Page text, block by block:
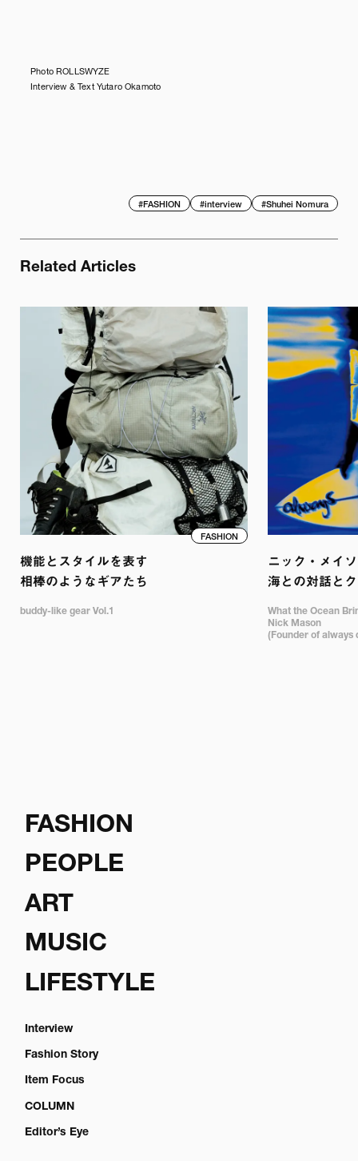
Photo ROLLSWYZE
Interview & Text Yutaro Okamoto
#FASHION #interview #Shuhei Nomura
Related Articles
FASHION
機能とスタイルを表す
相棒のようなギアたち
buddy-like gear Vol.1
ニック・メイ
海との対話と
What the Ocean
Nick Mason
(Founder of always
FASHION
PEOPLE
ART
MUSIC
LIFESTYLE
Interview
Fashion Story
Item Focus
COLUMN
Editor’s Eye